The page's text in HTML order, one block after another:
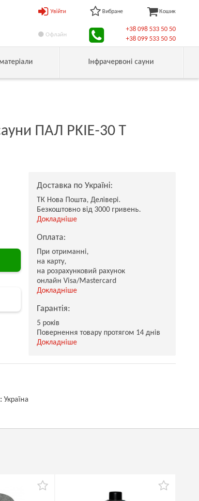
Увійти Вибране Кошик
Офлайн
+38 098 533 50 50
+38 099 533 50 50
Інфрачервоні сауни
ПАЛ PKIE-30 T
Доставка по Україні:
ТК Нова Пошта, Делівері.
Безкоштовно від 3000 гривень.
Докладніше
Оплата:
При отриманні,
на карту,
на розрахунковий рахунок
онлайн Visa/Mastercard
Докладніше
Гарантія:
5 років
Повернення товару протягом 14 днів
Докладніше
Україна